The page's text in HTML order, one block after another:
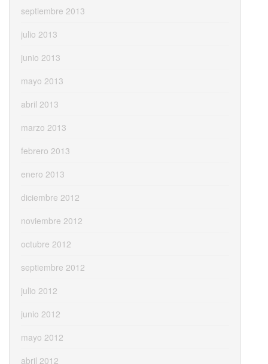
septiembre 2013
julio 2013
junio 2013
mayo 2013
abril 2013
marzo 2013
febrero 2013
enero 2013
diciembre 2012
noviembre 2012
octubre 2012
septiembre 2012
julio 2012
junio 2012
mayo 2012
abril 2012